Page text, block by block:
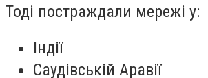
Тоді постраждали мережі у:
Індії
Саудівській Аравії